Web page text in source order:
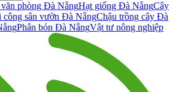
phòng Đà NẵngHạt giống Đà NẵngCây
công sân vườn Đà NẵngChậu trồng cây Đà
Phân bón Đà NẵngVật tư nông nghiệp